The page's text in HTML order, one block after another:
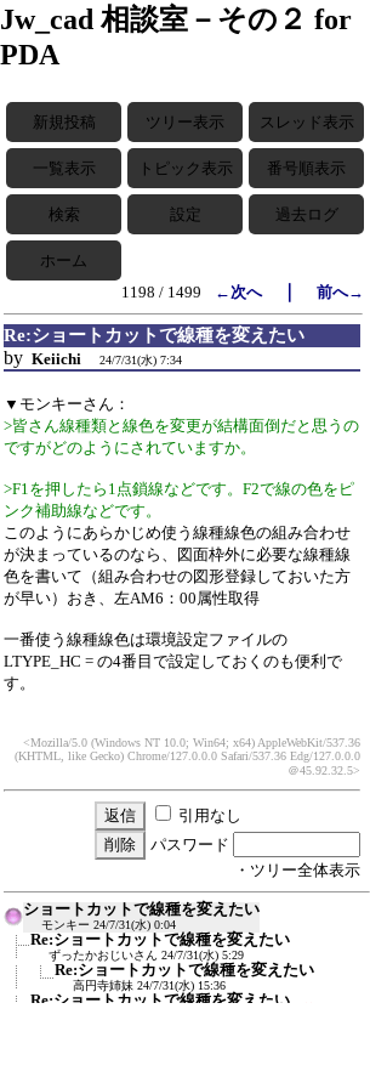
Jw_cad 相談室－その２ for
PDA
新規投稿 ツリー表示 スレッド表示
一覧表示 トピック表示 番号順表示
検索 設定 過去ログ
ホーム
1198 / 1499
←次へ｜ 前へ→
Re:ショートカットで線種を変えたい
by Keiichi 24/7/31(水) 7:34
▼モンキーさん：
>皆さん線種類と線色を変更が結構面倒だと思うの
ですがどのようにされていますか。
>F1を押したら1点鎖線などです。F2で線の色をピ
ンク補助線などです。
このようにあらかじめ使う線種線色の組み合わせ
が決まっているのなら、図面枠外に必要な線種線
色を書いて（組み合わせの図形登録しておいた方
が早い）おき、左AM6：00属性取得
一番使う線種線色は環境設定ファイルの
LTYPE_HC = の4番目で設定しておくのも便利で
す。
<Mozilla/5.0 (Windows NT 10.0; Win64; x64) AppleWebKit/537.36
(KHTML, like Gecko) Chrome/127.0.0.0 Safari/537.36 Edg/127.0.0.0
＠45.92.32.5>
引用なし
パスワード
・ツリー全体表示
ショートカットで線種を変えたい
モンキー 24/7/31(水) 0:04
Re:ショートカットで線種を変えたい
ずったかおじいさん 24/7/31(水) 5:29
Re:ショートカットで線種を変えたい
高円寺姉妹 24/7/31(水) 15:36
Re:ショートカットで線種を変えたい